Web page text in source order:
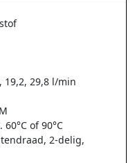
19,2, 29,8 l/min
of 90°C
2-delig,